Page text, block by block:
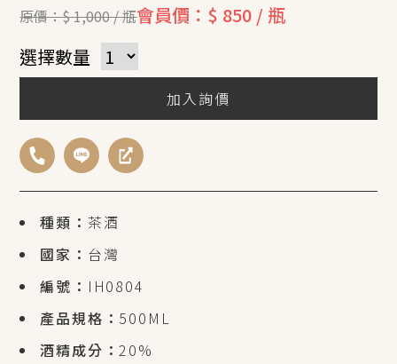
種類： 茶酒
國家： 台灣
編號： IH0804
產品規格： 500ML
酒精成分：20%
原價：$ 1,000 / 瓶會員價：$ 850 / 瓶
選擇數量
加入詢價